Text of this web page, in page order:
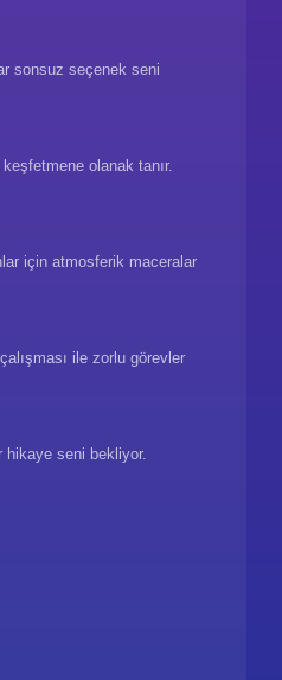
sonsuz seçenek seni
olanak tanır.
için atmosferik maceralar
ile zorlu görevler
hikaye seni bekliyor.